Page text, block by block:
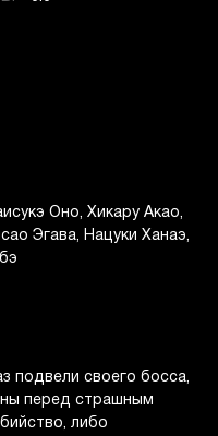
Оно
Хикару Акао
Эгава
Нацуки Ханаэ
подвели своего босса,
перед страшным
либо